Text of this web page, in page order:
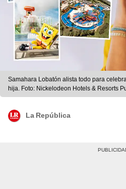
Samahara Lobatón alista todo para
hija. Foto: Nickelodeon Hotels & Resorts
Instagram
La República